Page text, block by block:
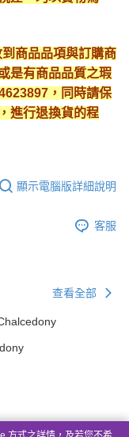
商品品項與訂購商
是有商品品質之瑕
，同時請保
進行退換貨的程
顯示電腦版詳細說明
客服
查看全部